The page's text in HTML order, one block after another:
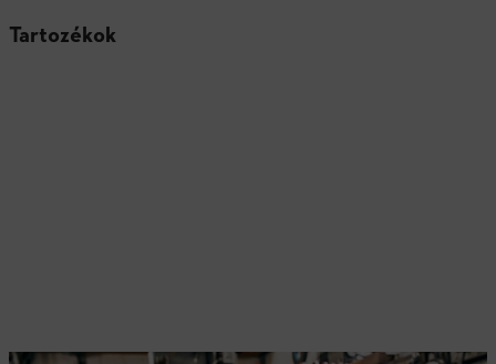
Tartozékok